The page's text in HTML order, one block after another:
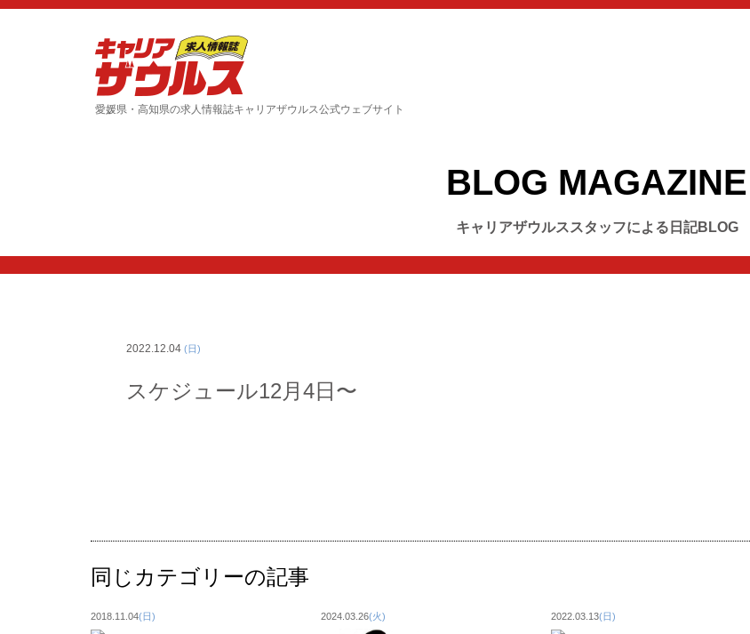
愛媛県・高知県の求人情報誌キャリアザウルス公式ウェブサイト
BLOG MAGAZINE
キャリアザウルススタッフによる日記BLOG
2022.12.04 (日)
スケジュール12月4日〜
同じカテゴリーの記事
2018.11.04(日) 2024.03.26(火) 2022.03.13(日)